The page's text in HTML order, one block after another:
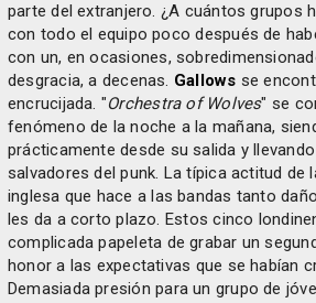
parte del extranjero. ¿A cuántos grupos
con todo el equipo poco después de
con un, en ocasiones,
desgracia, a decenas. Gallows se
encrucijada. "Orchestra of Wolves" se
fenómeno de la noche a la mañana,
prácticamente desde su salida y
salvadores del punk. La típica actitud de
inglesa que hace a las bandas tanto
les da a corto plazo. Estos cinco
complicada papeleta de grabar un
honor a las expectativas que se habían
Demasiada presión para un grupo de